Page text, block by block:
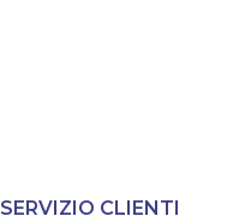
SERVIZIO CLIENTI